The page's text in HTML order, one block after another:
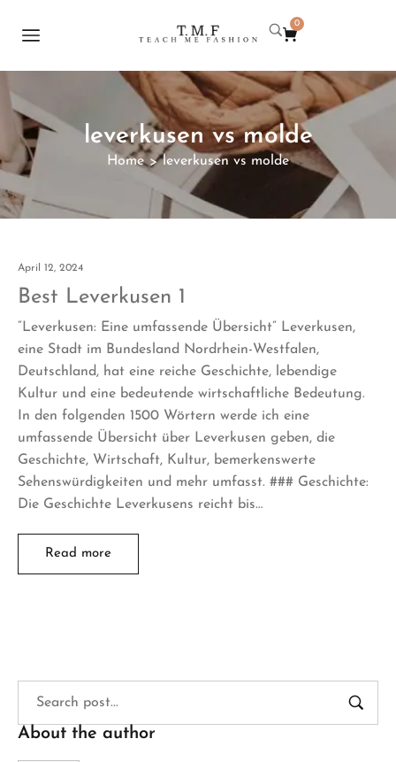
0
leverkusen vs molde
Home > leverkusen vs molde
April 12, 2024
Best Leverkusen 1
“Leverkusen: Eine umfassende Übersicht” Leverkusen,
eine Stadt im Bundesland Nordrhein-Westfalen,
Deutschland, hat eine reiche Geschichte, lebendige
Kultur und eine bedeutende wirtschaftliche Bedeutung.
In den folgenden 1500 Wörtern werde ich eine
umfassende Übersicht über Leverkusen geben, die
Geschichte, Wirtschaft, Kultur, bemerkenswerte
Sehenswürdigkeiten und mehr umfasst. ### Geschichte:
Die Geschichte Leverkusens reicht bis…
Read more
About the author